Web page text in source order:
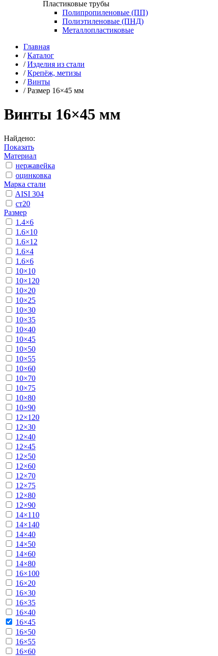
Пластиковые трубы
Полипропиленовые (ПП)
Полиэтиленовые (ПНД)
Металлопластиковые
Главная
/ Каталог
/ Изделия из стали
/ Крепёж, метизы
/ Винты
/ Размер 16×45 мм
Винты 16×45 мм
Найдено:
Показать
Материал
нержавейка
оцинковка
Марка стали
AISI 304
ст20
Размер
1.4×6
1.6×10
1.6×12
1.6×4
1.6×6
10×10
10×120
10×20
10×25
10×30
10×35
10×40
10×45
10×50
10×55
10×60
10×70
10×75
10×80
10×90
12×120
12×30
12×40
12×45
12×50
12×60
12×70
12×75
12×80
12×90
14×110
14×140
14×40
14×50
14×60
14×80
16×100
16×20
16×30
16×35
16×40
16×45
16×50
16×55
16×60